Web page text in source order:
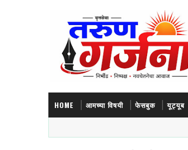
HOME आमच्या विषयी फेसबुक यूट्यूब